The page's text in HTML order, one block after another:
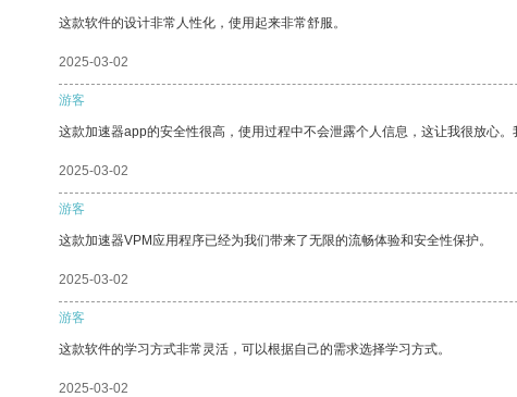
这款软件的设计非常人性化，使用起来非常舒服。
2025-03-02
游客
这款加速器app的安全性很高，使用过程中不会泄露个人信息，这让我很放心
2025-03-02
游客
这款加速器VPM应用程序已经为我们带来了无限的流畅体验和安全性保护。
2025-03-02
游客
这款软件的学习方式非常灵活，可以根据自己的需求选择学习方式。
2025-03-02